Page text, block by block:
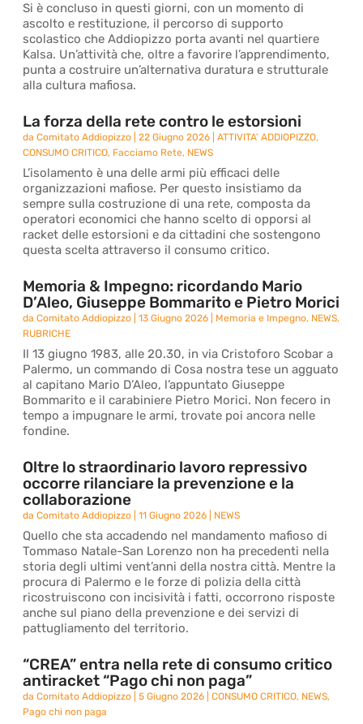
Si è concluso in questi giorni, con un momento di
ascolto e restituzione, il percorso di supporto
scolastico che Addiopizzo porta avanti nel quartiere
Kalsa. Un’attività che, oltre a favorire l’apprendimento,
punta a costruire un’alternativa duratura e strutturale
alla cultura mafiosa.
La forza della rete contro le estorsioni
daComitato Addiopizzo |22 Giugno 2026 |ATTIVITA' ADDIOPIZZO,
CONSUMO CRITICO, Facciamo Rete, NEWS
L’isolamento è una delle armi più efficaci delle
organizzazioni mafiose. Per questo insistiamo da
sempre sulla costruzione di una rete, composta da
operatori economici che hanno scelto di opporsi al
racket delle estorsioni e da cittadini che sostengono
questa scelta attraverso il consumo critico.
Memoria & Impegno: ricordando Mario
D’Aleo, Giuseppe Bommarito e Pietro Morici
daComitato Addiopizzo |13 Giugno 2026 Memoria e Impegno, NEWS,
RUBRICHE
Il 13 giugno 1983, alle 20.30, in via Cristoforo Scobar a
Palermo, un commando di Cosa nostra tese un agguato
al capitano Mario D’Aleo, l’appuntato Giuseppe
Bommarito e il carabiniere Pietro Morici. Non fecero in
tempo a impugnare le armi, trovate poi ancora nelle
fondine.
Oltre lo straordinario lavoro repressivo
occorre rilanciare la prevenzione e la
collaborazione
daComitato Addiopizzo |11 Giugno 2026 NEWS
Quello che sta accadendo nel mandamento mafioso di
Tommaso Natale-San Lorenzo non ha precedenti nella
storia degli ultimi vent’anni della nostra città. Mentre la
procura di Palermo e le forze di polizia della città
ricostruiscono con incisività i fatti, occorrono risposte
anche sul piano della prevenzione e dei servizi di
pattugliamento del territorio.
“CREA” entra nella rete di consumo critico
antiracket “Pago chi non paga”
daComitato Addiopizzo |5 Giugno 2026 |CONSUMO CRITICO, NEWS,
Pago chi non paga